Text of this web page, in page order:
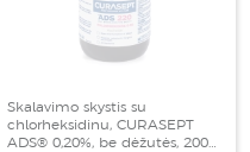
Skalavimo skystis su
chlorheksidinu, CURASEPT
ADS® 0,20%, be dėžutės, 200